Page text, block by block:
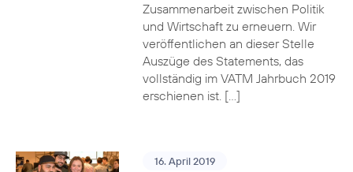
Zusammenarbeit zwischen Politik
und Wirtschaft zu erneuern. Wir
veröffentlichen an dieser Stelle
Auszüge des Statements, das
vollständig im VATM Jahrbuch 2019
erschienen ist. […]
16. April 2019